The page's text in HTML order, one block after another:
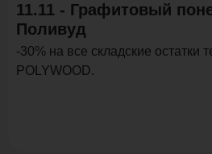
11.11 - Графитовый
Поливуд
-30% на все складские остатки
POLYWOOD.